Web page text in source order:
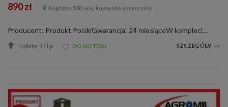
890 zł Rogóźno 130, woj. kujawsko-pomorskie
Producent: Produkt PolskiGwarancja: 24 miesiąceW komplecie: siatka maski , pokrywa górnagrubość blachy 1,2 mm /najgrubsza dostępna na rynkuInne: maska nowa zabezpieczona przed korozją (podkład)Waga: 15 kg TERAZ W PROMOCJI OŚWIETLENIE DO MASKI W...
Podbite: 14 lip DO NOTESU SZCZEGÓŁY